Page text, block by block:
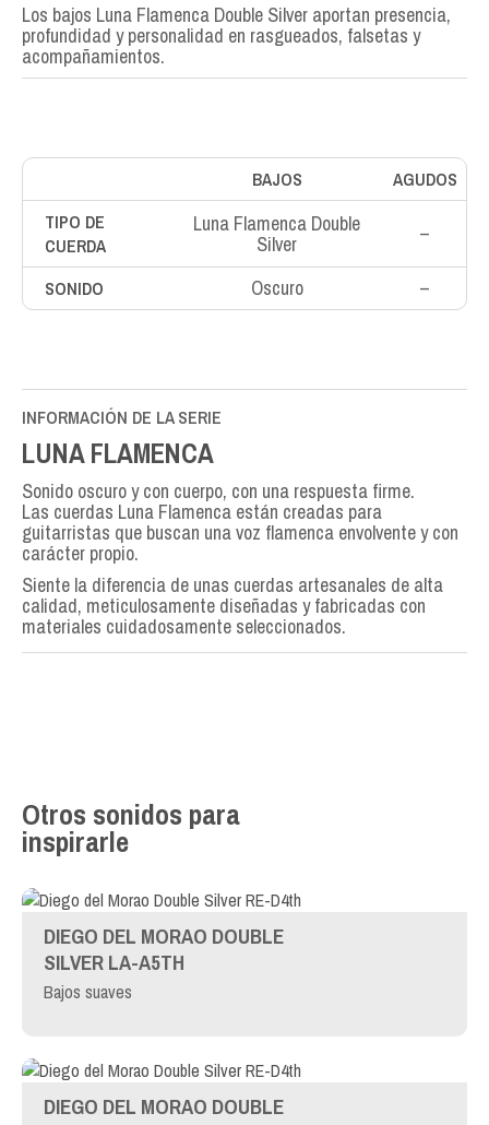
Los bajos Luna Flamenca Double Silver aportan presencia,
profundidad y personalidad en rasgueados, falsetas y
acompañamientos.
BAJOS
AGUDOS
TIPO DE
CUERDA
Luna Flamenca Double
Silver –
SONIDO Oscuro –
INFORMACIÓN DE LA SERIE
LUNA FLAMENCA
Sonido oscuro y con cuerpo, con una respuesta firme.
Las cuerdas Luna Flamenca están creadas para
guitarristas que buscan una voz flamenca envolvente y con
carácter propio.
Siente la diferencia de unas cuerdas artesanales de alta
calidad, meticulosamente diseñadas y fabricadas con
materiales cuidadosamente seleccionados.
Otros sonidos para
inspirarle
DIEGO DEL MORAO DOUBLE
SILVER LA-A5TH
Bajos suaves
DIEGO DEL MORAO DOUBLE